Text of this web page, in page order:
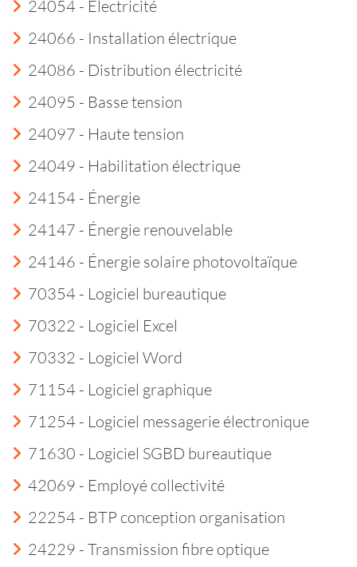
24054 - Électricité
24066 - Installation électrique
24086 - Distribution électricité
24095 - Basse tension
24097 - Haute tension
24049 - Habilitation électrique
24154 - Énergie
24147 - Énergie renouvelable
24146 - Énergie solaire photovoltaïque
70354 - Logiciel bureautique
70322 - Logiciel Excel
70332 - Logiciel Word
71154 - Logiciel graphique
71254 - Logiciel messagerie électronique
71630 - Logiciel SGBD bureautique
42069 - Employé collectivité
22254 - BTP conception organisation
24229 - Transmission fibre optique